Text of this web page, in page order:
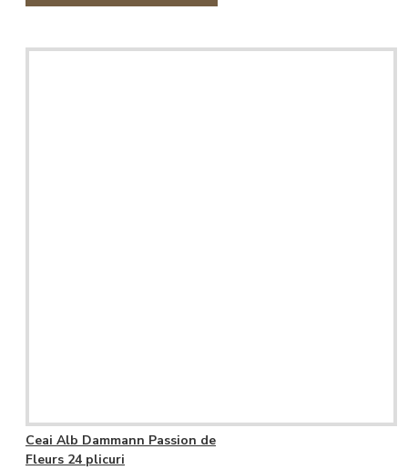
Ceai Alb Dammann Passion de
Fleurs 24 plicuri